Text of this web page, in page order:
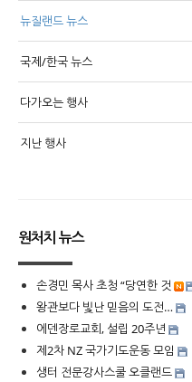
뉴질랜드 뉴스
국제/한국 뉴스
다가오는 행사
지난 행사
원처치 뉴스
손경민 목사 초청 “당연한 것
왕관보다 빛난 믿음의 도전…
에덴장로교회, 설립 20주년
제2차 NZ 국가기도운동 모임
생터 전문강사스쿨 오클랜드